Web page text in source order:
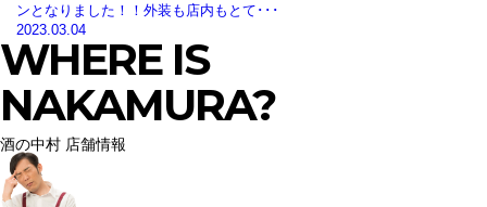
ンとなりました！！外装も店内もとて･･･
2023.03.04
WHERE IS
NAKAMURA?
酒の中村 店舗情報